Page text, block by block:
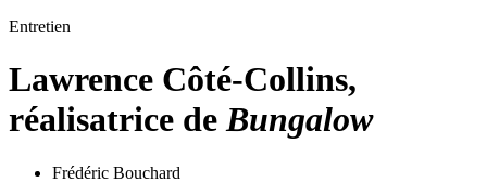
Entretien
Lawrence Côté-Collins,
réalisatrice de Bungalow
Frédéric Bouchard